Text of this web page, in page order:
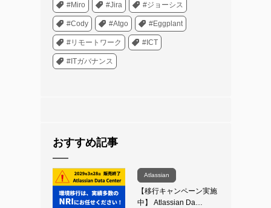
#Miro #Jira #ジョーシス
#Cody #Atgo #Eggplant
#リモートワーク #ICT
#ITガバナンス
おすすめ記事
Atlassian
【移行キャンペーン実施
中】 Atlassian Da…